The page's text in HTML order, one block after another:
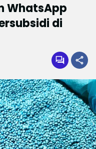
WhatsApp
di